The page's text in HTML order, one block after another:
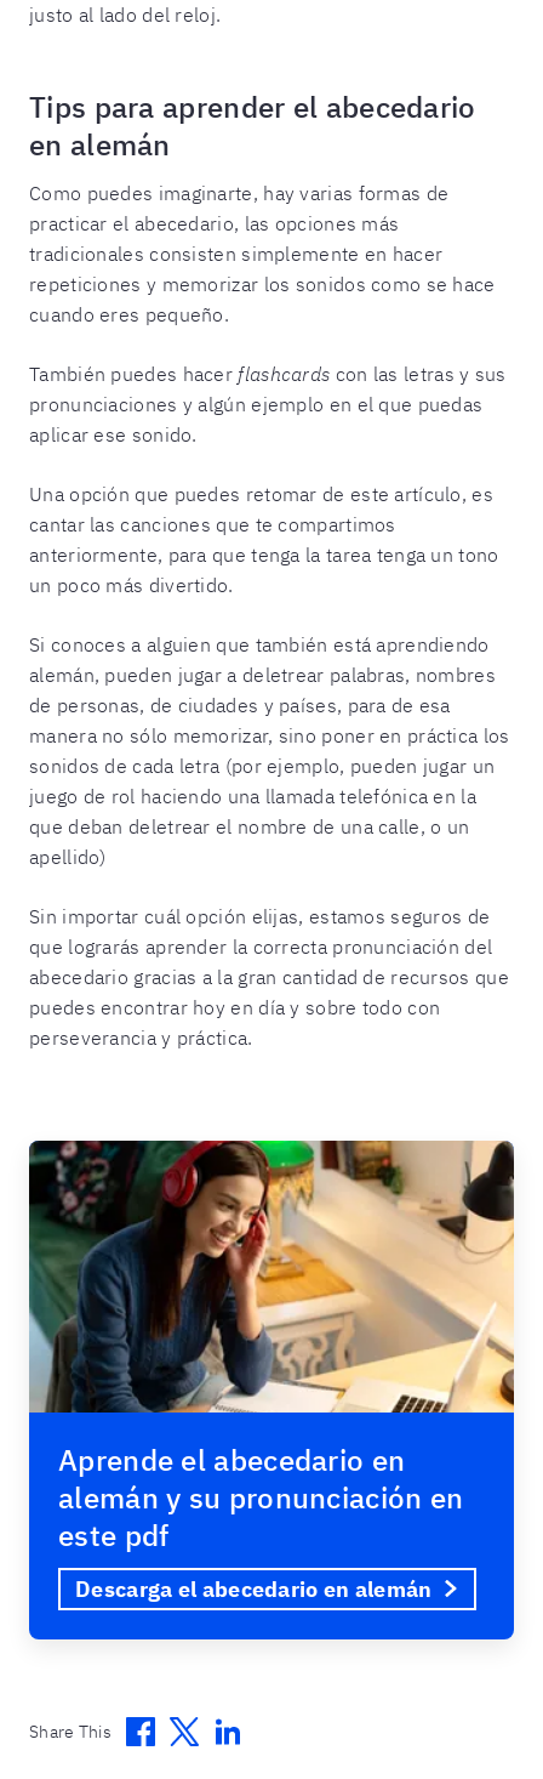
justo al lado del reloj.
Tips para aprender el abecedario
en alemán
Como puedes imaginarte, hay varias formas de
practicar el abecedario, las opciones más
tradicionales consisten simplemente en hacer
repeticiones y memorizar los sonidos como se hace
cuando eres pequeño.
También puedes hacer flashcards con las letras y sus
pronunciaciones y algún ejemplo en el que puedas
aplicar ese sonido.
Una opción que puedes retomar de este artículo, es
cantar las canciones que te compartimos
anteriormente, para que tenga la tarea tenga un tono
un poco más divertido.
Si conoces a alguien que también está aprendiendo
alemán, pueden jugar a deletrear palabras, nombres
de personas, de ciudades y países, para de esa
manera no sólo memorizar, sino poner en práctica los
sonidos de cada letra (por ejemplo, pueden jugar un
juego de rol haciendo una llamada telefónica en la
que deban deletrear el nombre de una calle, o un
apellido)
Sin importar cuál opción elijas, estamos seguros de
que lograrás aprender la correcta pronunciación del
abecedario gracias a la gran cantidad de recursos que
puedes encontrar hoy en día y sobre todo con
perseverancia y práctica.
Aprende el abecedario en
alemán y su pronunciación en
este pdf
Descarga el abecedario en alemán
Share This Facebook
TwitterLinkedin